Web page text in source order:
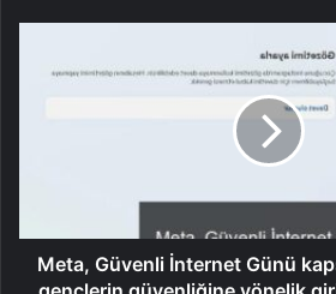
Meta, Güvenli İnternet Günü